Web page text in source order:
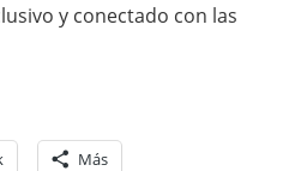
y conectado con las
Más